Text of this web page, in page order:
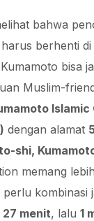
bahwa
berhenti
bisa
Muslim-
dengan alamat
shi,
memang
kombinasi
27 menit, lalu1